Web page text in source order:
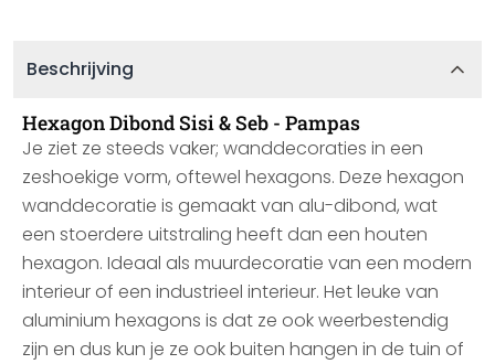
Beschrijving
Hexagon Dibond Sisi & Seb - Pampas
Je ziet ze steeds vaker; wanddecoraties in een
zeshoekige vorm, oftewel hexagons. Deze hexagon
wanddecoratie is gemaakt van alu-dibond, wat
een stoerdere uitstraling heeft dan een houten
hexagon. Ideaal als muurdecoratie van een modern
interieur of een industrieel interieur. Het leuke van
aluminium hexagons is dat ze ook weerbestendig
zijn en dus kun je ze ook buiten hangen in de tuin of